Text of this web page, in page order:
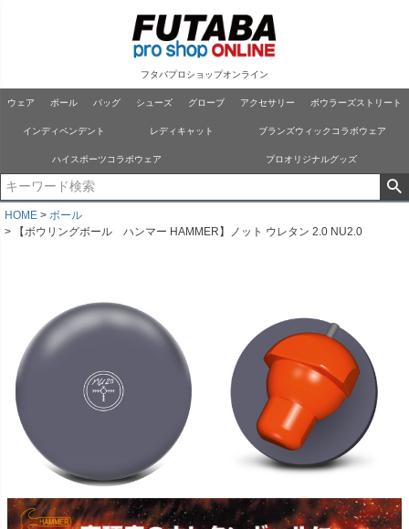
フタバプロショップオンライン
ウェア ボール バッグ シューズ グローブ アクセサリー ボウラーズストリート
インディペンデント レディキャット ブランズウィックコラボウェア
ハイスポーツコラボウェア プロオリジナルグッズ
HOME
ボール
【ボウリングボール ハンマー HAMMER】ノット ウレタン 2.0 NU2.0